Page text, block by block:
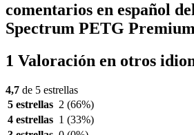
comentarios en español
Spectrum PETG
1 Valoración en otros
4,7 de 5 estrellas
5 estrellas 2 (66%)
4 estrellas 1 (33%)